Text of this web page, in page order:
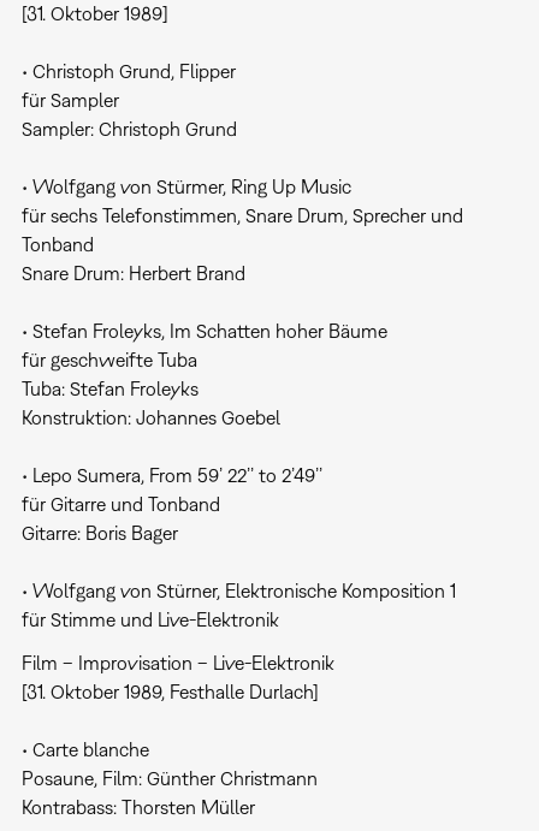
[31. Oktober 1989]
• Christoph Grund, Flipper
für Sampler
Sampler: Christoph Grund
• Wolfgang von Stürmer, Ring Up Music
für sechs Telefonstimmen, Snare Drum, Sprecher und
Tonband
Snare Drum: Herbert Brand
• Stefan Froleyks, Im Schatten hoher Bäume
für geschweifte Tuba
Tuba: Stefan Froleyks
Konstruktion: Johannes Goebel
• Lepo Sumera, From 59’ 22’’ to 2’49’’
für Gitarre und Tonband
Gitarre: Boris Bager
• Wolfgang von Stürner, Elektronische Komposition 1
für Stimme und Live-Elektronik
Film – Improvisation – Live-Elektronik
[31. Oktober 1989, Festhalle Durlach]
• Carte blanche
Posaune, Film: Günther Christmann
Kontrabass: Thorsten Müller